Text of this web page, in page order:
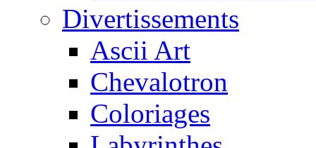
Divertissements
Ascii Art
Chevalotron
Coloriages